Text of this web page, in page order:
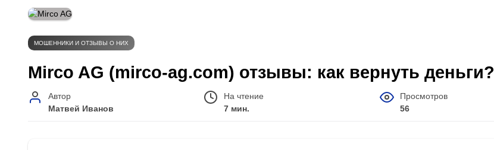
МОШЕННИКИ И ОТЗЫВЫ О НИХ
Mirco AG (mirco-ag.com) отзывы: как вернуть деньги?
Автор
Матвей Иванов
На чтение
7 мин.
Просмотров
56